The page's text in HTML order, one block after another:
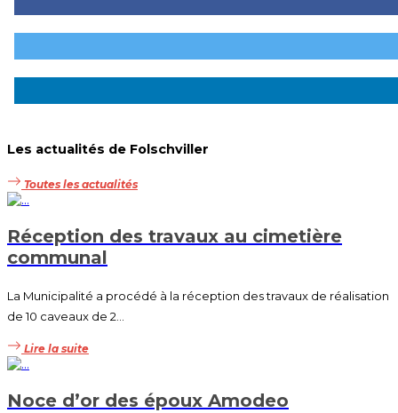
Les actualités de Folschviller
Toutes les actualités
Réception des travaux au cimetière
communal
La Municipalité a procédé à la réception des travaux de réalisation
de 10 caveaux de 2...
Lire la suite
Noce d’or des époux Amodeo